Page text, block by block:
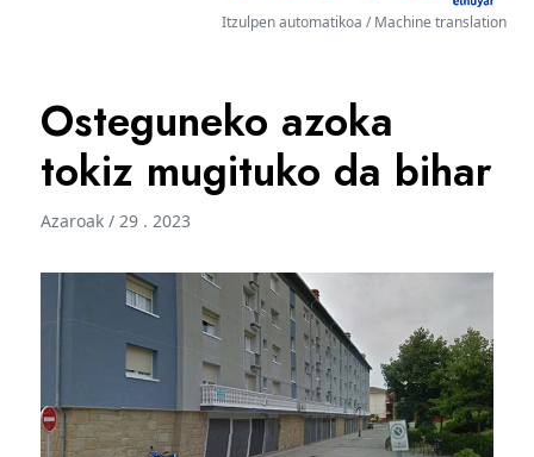
Itzulpen automatikoa / Machine translation
Osteguneko azoka
tokiz mugituko da bihar
Azaroak / 29 . 2023